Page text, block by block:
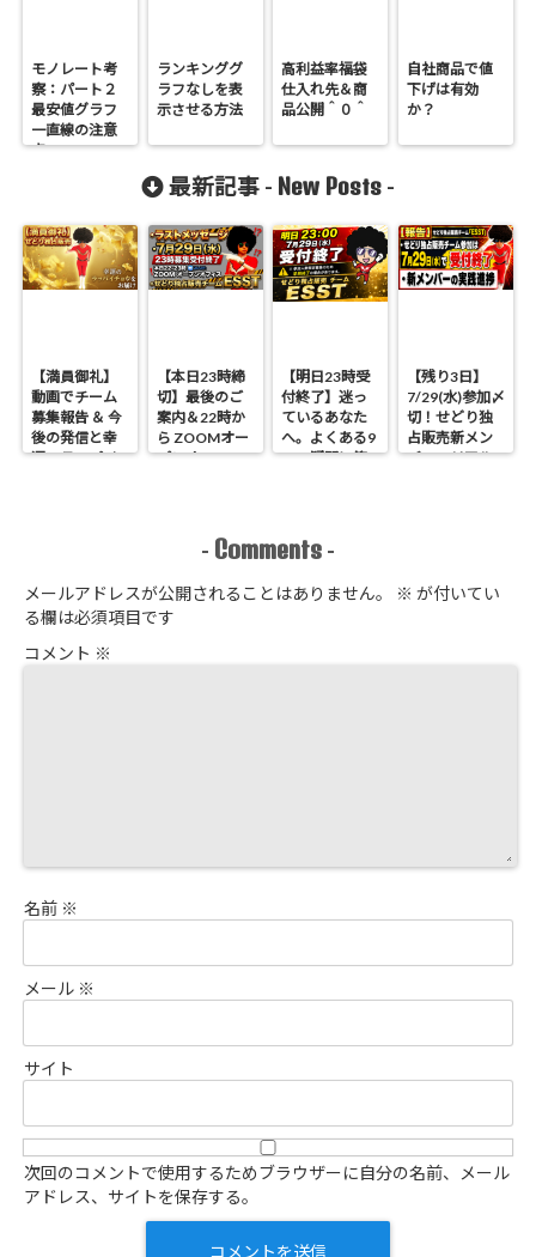
モノレート考
察：パート２
最安値グラフ
一直線の注意
点
ランキンググ
ラフなしを表
示させる方法
高利益率福袋
仕入れ先＆商
品公開＾０＾
自社商品で値
下げは有効
か？
最新記事 - New Posts -
【満員御礼】
動画でチーム
募集報告 ＆ 今
後の発信と幸
運のラッパイ
【本日23時締
切】最後のご
案内＆22時か
ら ZOOMオー
プンオフィス
【明日23時受
付終了】迷っ
ているあなた
へ。よくある9
つの疑問に答
【残り3日】
7/29(水)参加〆
切！せどり独
占販売新メン
バーのリアル
- Comments -
メールアドレスが公開されることはありません。 ※ が付いてい
る欄は必須項目です
コメント ※
名前 ※
メール ※
サイト
次回のコメントで使用するためブラウザーに自分の名前、メール
アドレス、サイトを保存する。